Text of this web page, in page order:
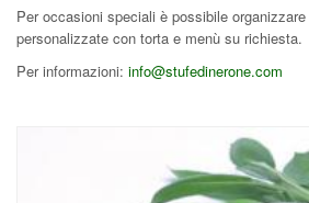
Per occasioni speciali è possibile
personalizzate con torta e menù su richiesta.
Per informazioni: info@stufedinerone.com